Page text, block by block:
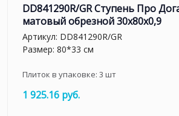
DD841290R/GR Ступень Про
матовый обрезной 30x80x0,9
Артикул: DD841290R/GR
Размер: 80*33 см
Плиток в упаковке: 3 шт
1 925.16 руб.